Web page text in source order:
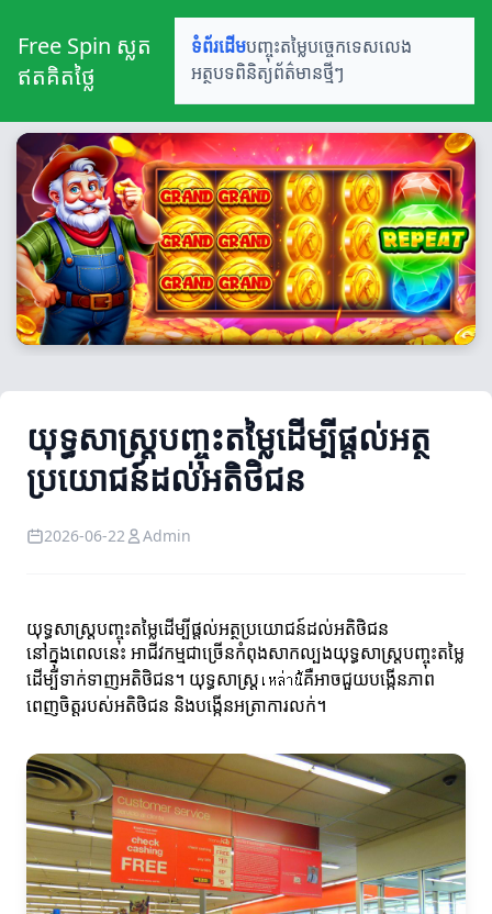
Free Spin ស្លត
ឥតគិតថ្លៃ
ទំព័រដើមបញ្ចុះតម្លៃបច្ចេកទេសលេង
អត្ថបទពិនិត្យព័ត៌មានថ្មីៗ
យុទ្ធសាស្ត្របញ្ចុះតម្លៃដើម្បីផ្តល់អត្ថ
ប្រយោជន៍ដល់អតិថិជន
2026-06-22 Admin
យុទ្ធសាស្ត្របញ្ចុះតម្លៃដើម្បីផ្តល់អត្ថប្រយោជន៍ដល់អតិថិជន
នៅក្នុងពេលនេះ អាជីវកម្មជាច្រើនកំពុងសាកល្បងយុទ្ធសាស្ត្របញ្ចុះតម្លៃ
ដើម្បីទាក់ទាញអតិថិជន។ យុទ្ធសាស្ត្រเหล่านี้គឺអាចជួយបង្កើនភាព
ពេញចិត្តរបស់អតិថិជន និងបង្កើនអត្រាការលក់។